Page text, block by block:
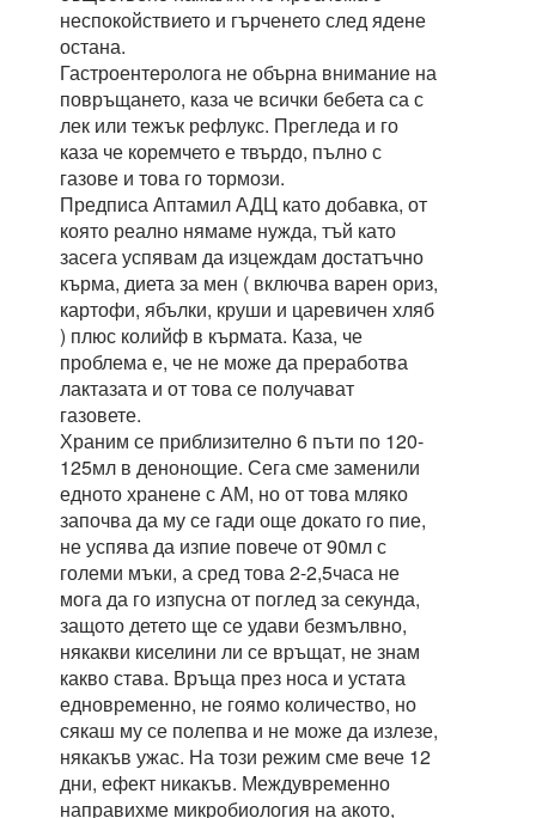
неспокойствието и гърченето след ядене
остана.
Гастроентеролога не обърна внимание на
повръщането, каза че всички бебета са с
лек или тежък рефлукс. Прегледа и го
каза че коремчето е твърдо, пълно с
газове и това го тормози.
Предписа Аптамил АДЦ като добавка, от
която реално нямаме нужда, тъй като
засега успявам да изцеждам достатъчно
кърма, диета за мен ( включва варен ориз,
картофи, ябълки, круши и царевичен хляб
) плюс колийф в кърмата. Каза, че
проблема е, че не може да преработва
лактазата и от това се получават
газовете.
Храним се приблизително 6 пъти по 120-
125мл в денонощие. Сега сме заменили
едното хранене с АМ, но от това мляко
започва да му се гади още докато го пие,
не успява да изпие повече от 90мл с
големи мъки, а сред това 2-2,5часа не
мога да го изпусна от поглед за секунда,
защото детето ще се удави безмълвно,
някакви киселини ли се връщат, не знам
какво става. Връща през носа и устата
едновременно, не гоямо количество, но
сякаш му се полепва и не може да излезе,
някакъв ужас. На този режим сме вече 12
дни, ефект никакъв. Междувременно
направихме микробиология на акото,